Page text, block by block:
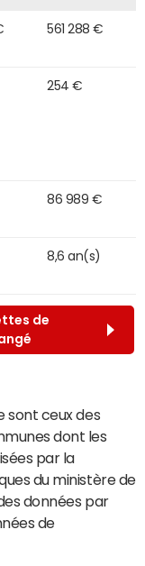
561 288 €
254 €
86 989 €
8,6 an(s)
de
sont ceux des
dont les
par la
du ministère de
données par
de